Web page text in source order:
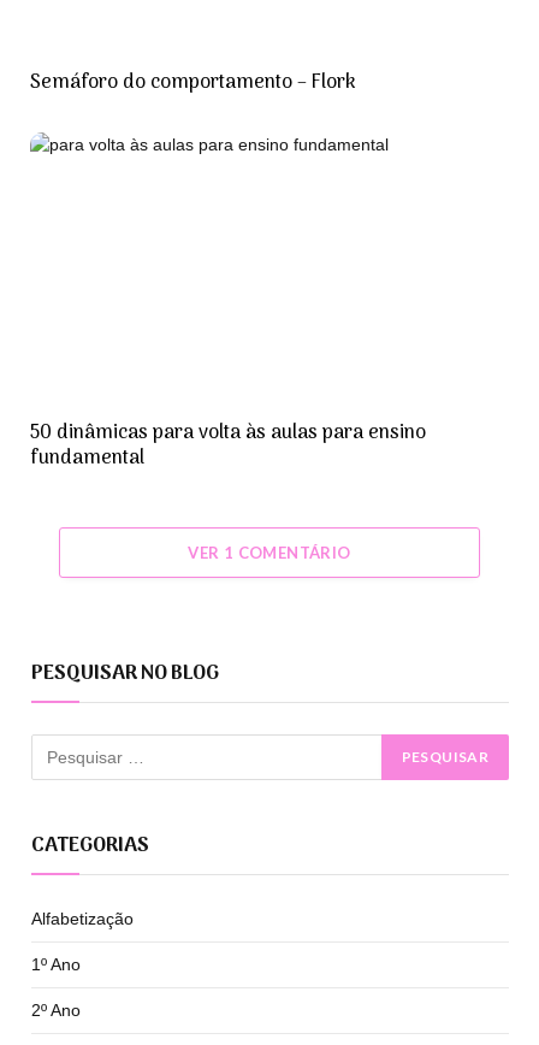
Semáforo do comportamento – Flork
50 dinâmicas para volta às aulas para ensino
fundamental
VER 1 COMENTÁRIO
PESQUISAR NO BLOG
CATEGORIAS
Alfabetização
1º Ano
2º Ano